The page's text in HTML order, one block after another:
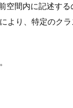
空間内に記述す
より、特定のク